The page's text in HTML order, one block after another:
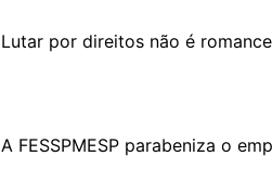
Lutar por direitos não é
A FESSPMESP parabeniza o